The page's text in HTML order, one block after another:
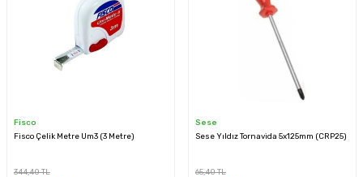
Fisco
Fisco Çelik Metre Um3 (3 Metre)
344,40TL
Sese
Sese Yıldız Tornavida 5x125mm (CRP25)
65,40TL